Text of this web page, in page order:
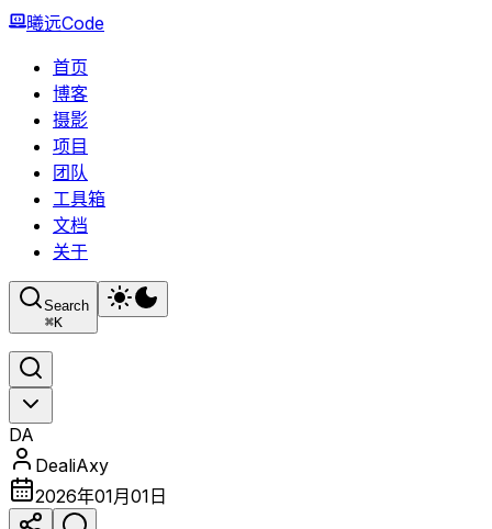
曦远Code
首页
博客
摄影
项目
团队
工具箱
文档
关于
Search
⌘K
DA
DealiAxy
2026年01月01日